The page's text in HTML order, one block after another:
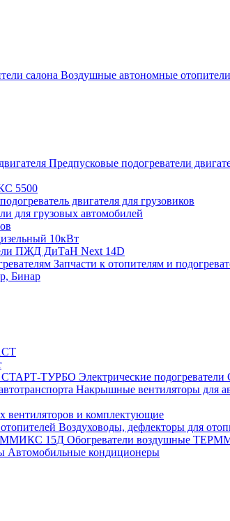
Воздушные автономные
Предпусковые подогреватели
5500
двигателя для грузовиков
для грузовых автомобилей
10кВт
ПЖД ДиТаН Next 14D
Запчасти к отопителям и
Бинар
Электрические
Накрышные вентиляторы для
вентиляторов и комплектующие
Воздуховоды, дефлекторы для
Обогреватели воздушные
Автомобильные кондиционеры